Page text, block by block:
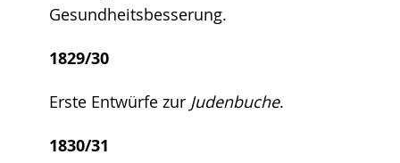
Gesundheitsbesserung.
1829/30
Erste Entwürfe zur Judenbuche.
1830/31